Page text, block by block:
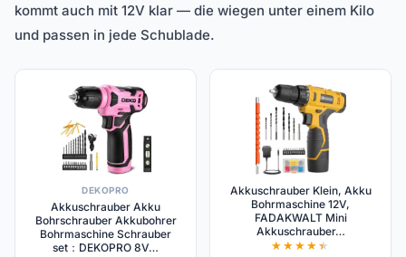
kommt auch mit 12V klar — die wiegen unter einem Kilo
und passen in jede Schublade.
DEKOPRO
Akkuschrauber Akku
Bohrschrauber Akkubohrer
Bohrmaschine Schrauber
set：DEKOPRO 8V…
Akkuschrauber Klein, Akku
Bohrmaschine 12V,
FADAKWALT Mini
Akkuschrauber…